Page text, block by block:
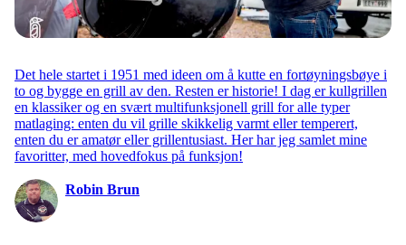
Det hele startet i 1951 med ideen om å kutte en fortøyningsbøye i
to og bygge en grill av den. Resten er historie! I dag er kullgrillen
en klassiker og en svært multifunksjonell grill for alle typer
matlaging: enten du vil grille skikkelig varmt eller temperert,
enten du er amatør eller grillentusiast. Her har jeg samlet mine
favoritter, med hovedfokus på funksjon!
Robin Brun